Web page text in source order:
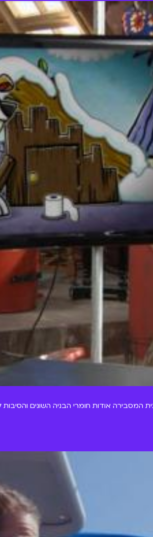
המסבירה אודות חומרי הבניה השונים